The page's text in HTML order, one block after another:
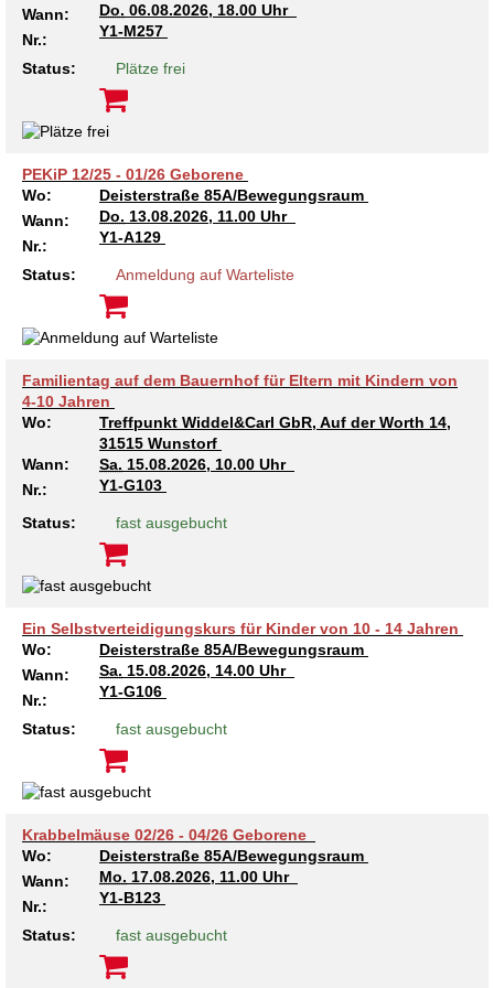
Kindertagesstätte Tresckowstraße
Kindertagesstätte Wiehbergstraße
Wann:
Do. 06.08.2026, 18.00 Uhr
Nr.:
Y1-M257
Status: Plätze frei
PEKiP 12/25 - 01/26 Geborene
Wo:
Deisterstraße 85A/Bewegungsraum
Wann:
Do. 13.08.2026, 11.00 Uhr
Nr.:
Y1-A129
Status: Anmeldung auf Warteliste
Familientag auf dem Bauernhof für Eltern mit Kindern von
4-10 Jahren
Wo:
Treffpunkt Widdel&Carl GbR, Auf der Worth 14,
31515 Wunstorf
Wann:
Sa. 15.08.2026, 10.00 Uhr
Nr.:
Y1-G103
Status: fast ausgebucht
Ein Selbstverteidigungskurs für Kinder von 10 - 14 Jahren
Wo:
Deisterstraße 85A/Bewegungsraum
Wann:
Sa. 15.08.2026, 14.00 Uhr
Nr.:
Y1-G106
Status: fast ausgebucht
Krabbelmäuse 02/26 - 04/26 Geborene
Wo:
Deisterstraße 85A/Bewegungsraum
Wann:
Mo. 17.08.2026, 11.00 Uhr
Nr.:
Y1-B123
Status: fast ausgebucht